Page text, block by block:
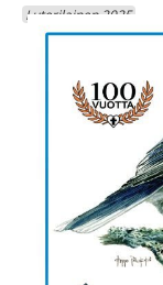
Luterilainen 2025